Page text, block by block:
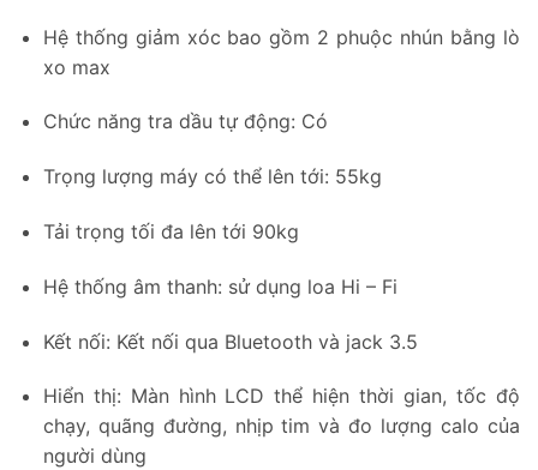
Hệ thống giảm xóc bao gồm 2 phuộc nhún bằng lò
xo max
Chức năng tra dầu tự động: Có
Trọng lượng máy có thể lên tới: 55kg
Tải trọng tối đa lên tới 90kg
Hệ thống âm thanh: sử dụng loa Hi – Fi
Kết nối: Kết nối qua Bluetooth và jack 3.5
Hiển thị: Màn hình LCD thể hiện thời gian, tốc độ
chạy, quãng đường, nhịp tim và đo lượng calo của
người dùng